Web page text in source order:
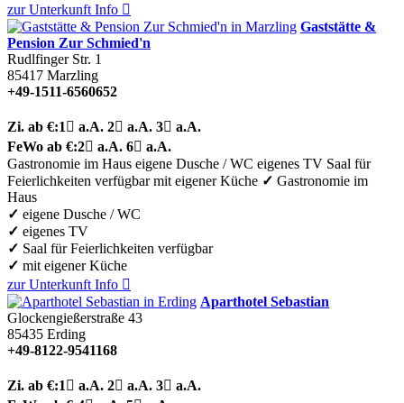
zur Unterkunft Info 
Gaststätte &
Pension Zur Schmied'n
Rudlfinger Str. 1
85417 Marzling
+49-1511-6560652
Zi. ab €:1  a.A. 2 a.A. 3 a.A.
FeWo ab €:2 a.A. 6 a.A.
Gastronomie im Haus eigene Dusche / WC eigenes TV Saal für
Feierlichkeiten verfügbar mit eigener Küche ✓ Gastronomie im
Haus
✓ eigene Dusche / WC
✓ eigenes TV
✓ Saal für Feierlichkeiten verfügbar
✓ mit eigener Küche
zur Unterkunft Info 
Aparthotel Sebastian
Glockengießerstraße 43
85435 Erding
+49-8122-9541168
Zi. ab €:1  a.A. 2 a.A. 3 a.A.